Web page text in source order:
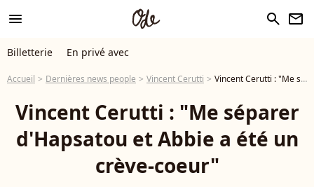
menu search newsletter
Billetterie En privé avec
Accueil Dernières news people Vincent Cerutti Vincent Cerutti : "Me séparer d'Hapsatou et Abbie a été un crève-coeur"
Vincent Cerutti : "Me séparer
d'Hapsatou et Abbie a été un
crève-coeur"